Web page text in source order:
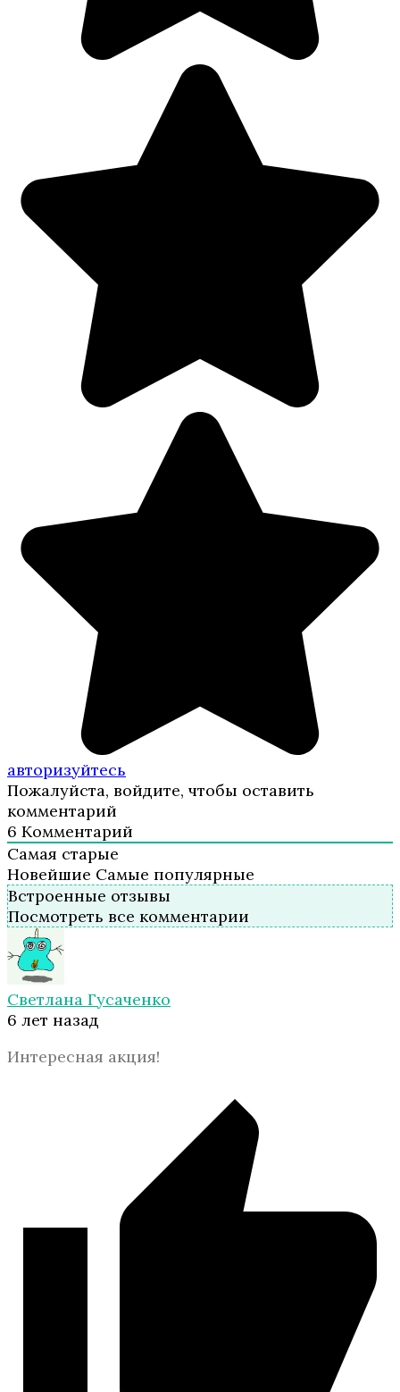
авторизуйтесь
Пожалуйста, войдите, чтобы оставить
комментарий
6 Комментарий
Самая старые
Новейшие Самые популярные
Встроенные отзывы
Посмотреть все комментарии
Светлана Гусаченко
6 лет назад
Интересная акция!